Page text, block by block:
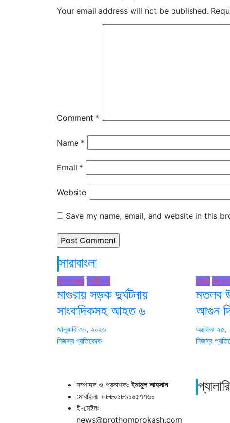
Your email address will not be published.
Comment *
Name *
Email *
Website
Save my name, email, and website in this
সারাবাংলা
জেলার খবর টপ নিউজ
মাগুরায় সড়ক দুর্ঘটনায়
সাংবাদিকসহ আহত ৬
জানুয়ারি ৩০, ২০২৬
নিজস্ব প্রতিবেদক
আরও জেলার
মতলব
আগুন
অক্টোবর ২৫,
নিজস্ব
সম্পাদক ও প্রকাশকঃইমামুল আহসান
মোবাইলঃ +৮৮০১৮১১৬৫৭৭৬০
ই-মেইলঃ
news@prothomprokash.com
গ্যালারি